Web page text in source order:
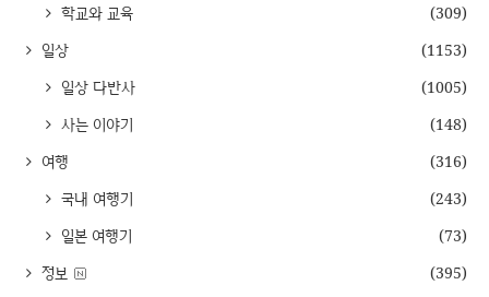
학교와 교육
(309)
일상
(1153)
일상 다반사
(1005)
사는 이야기
(148)
여행
(316)
국내 여행기
(243)
일본 여행기
(73)
정보
(395)